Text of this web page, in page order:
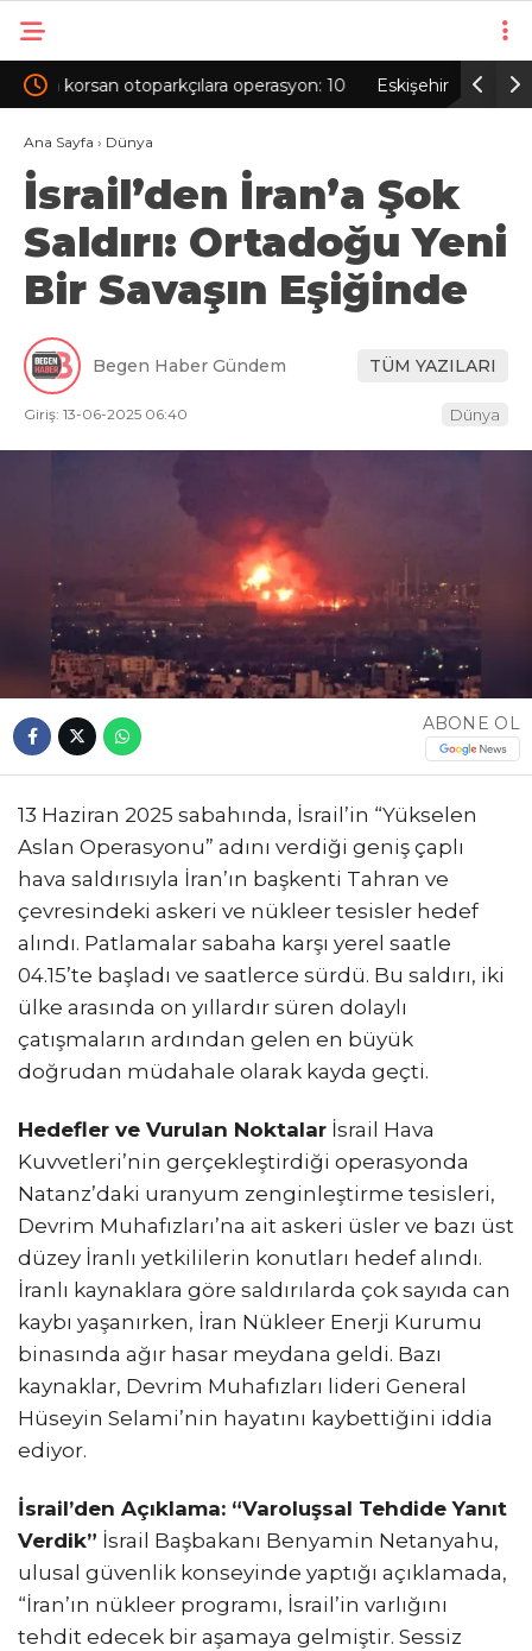
10 Eskişehir’de alkollü sürücü aydınlatma direğine
çarptı; 1 yaralı
Ana Sayfa › Dünya
İsrail’den İran’a Şok
Saldırı: Ortadoğu Yeni
Bir Savaşın Eşiğinde
Begen Haber Gündem TÜM YAZILARI
Giriş: 13-06-2025 06:40 Dünya
ABONE OL
13 Haziran 2025 sabahında, İsrail’in “Yükselen
Aslan Operasyonu” adını verdiği geniş çaplı
hava saldırısıyla İran’ın başkenti Tahran ve
çevresindeki askeri ve nükleer tesisler hedef
alındı. Patlamalar sabaha karşı yerel saatle
04.15’te başladı ve saatlerce sürdü. Bu saldırı, iki
ülke arasında on yıllardır süren dolaylı
çatışmaların ardından gelen en büyük
doğrudan müdahale olarak kayda geçti.
Hedefler ve Vurulan Noktalar İsrail Hava
Kuvvetleri’nin gerçekleştirdiği operasyonda
Natanz’daki uranyum zenginleştirme tesisleri,
Devrim Muhafızları’na ait askeri üsler ve bazı üst
düzey İranlı yetkililerin konutları hedef alındı.
İranlı kaynaklara göre saldırılarda çok sayıda can
kaybı yaşanırken, İran Nükleer Enerji Kurumu
binasında ağır hasar meydana geldi. Bazı
kaynaklar, Devrim Muhafızları lideri General
Hüseyin Selami’nin hayatını kaybettiğini iddia
ediyor.
İsrail’den Açıklama: “Varoluşsal Tehdide Yanıt
Verdik” İsrail Başbakanı Benyamin Netanyahu,
ulusal güvenlik konseyinde yaptığı açıklamada,
“İran’ın nükleer programı, İsrail’in varlığını
tehdit edecek bir aşamaya gelmiştir. Sessiz